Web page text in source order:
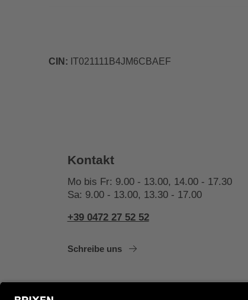
CIN: IT021111B4JM6CBAEF
Kontakt
Mo bis Fr: 9.00 - 13.00, 14.00 - 17.30
Sa: 9.00 - 13.00, 13.30 - 17.00
+39 0472 27 52 52
Schreibe uns